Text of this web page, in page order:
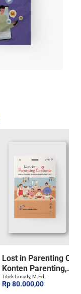
Lost in Parenting
Konten Parenting,
Membantu atau
Ragu?
Titiek Limarty, M.Ed.
Rp 80.000,00